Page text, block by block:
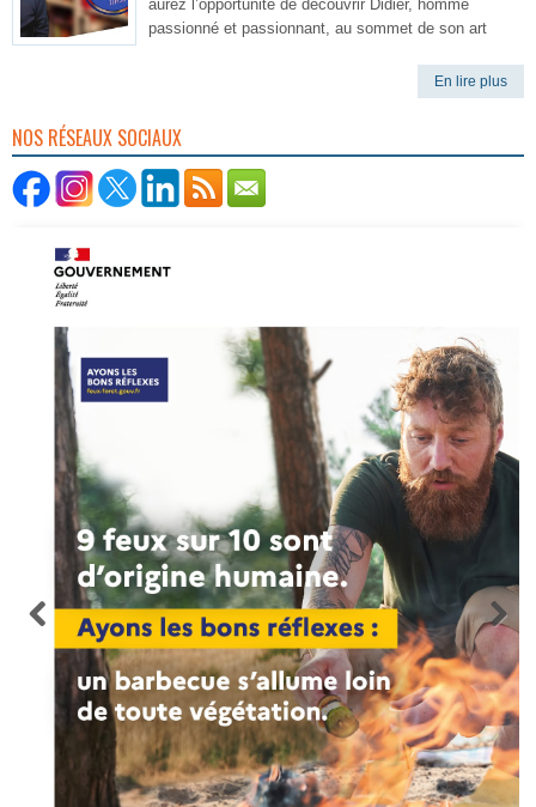
aurez l’opportunité de découvrir Didier, homme
passionné et passionnant, au sommet de son art
En lire plus
NOS RÉSEAUX SOCIAUX